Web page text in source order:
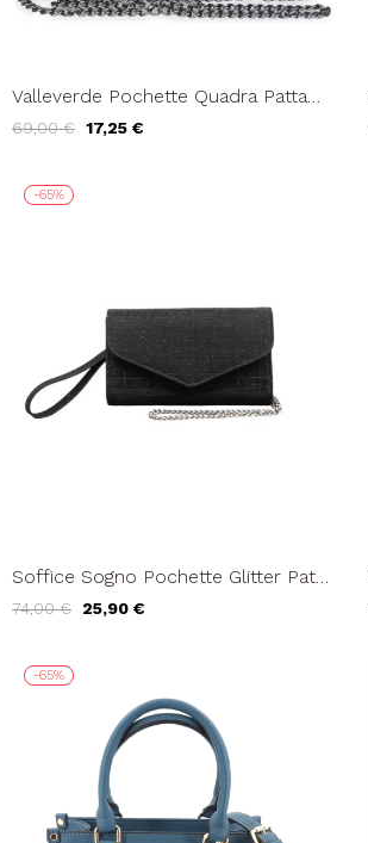
Valleverde Pochette Quadra Patta
69,00 € 17,25 €
-65%
Soffice Sogno Pochette Glitter Patta
74,00 € 25,90 €
-65%